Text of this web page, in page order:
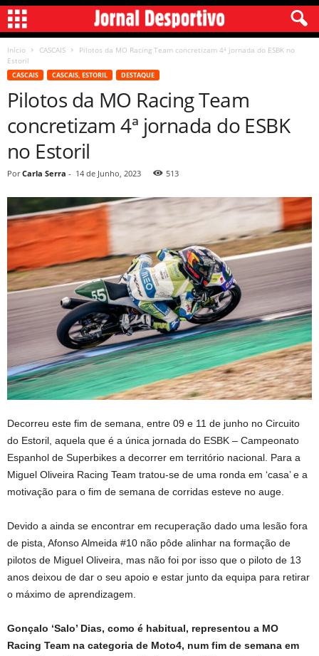
Início CASCAIS
Pilotos da MO Racing Team concretizam 4ª jornada do ESBK no
Estoril
CASCAIS CASCAIS, ESTORIL DESTAQUE
Pilotos da MO Racing Team
concretizam 4ª jornada do ESBK
no Estoril
Por Carla Serra - 14 de Junho, 2023 513
Decorreu este fim de semana, entre 09 e 11 de junho no Circuito
do Estoril, aquela que é a única jornada do ESBK – Campeonato
Espanhol de Superbikes a decorrer em território nacional. Para a
Miguel Oliveira Racing Team tratou-se de uma ronda em ‘casa’ e a
motivação para o fim de semana de corridas esteve no auge.
Devido a ainda se encontrar em recuperação dado uma lesão fora
de pista, Afonso Almeida #10 não pôde alinhar na formação de
pilotos de Miguel Oliveira, mas não foi por isso que o piloto de 13
anos deixou de dar o seu apoio e estar junto da equipa para retirar
o máximo de aprendizagem.
Gonçalo ‘Salo’ Dias, como é habitual, representou a MO
Racing Team na categoria de Moto4, num fim de semana em